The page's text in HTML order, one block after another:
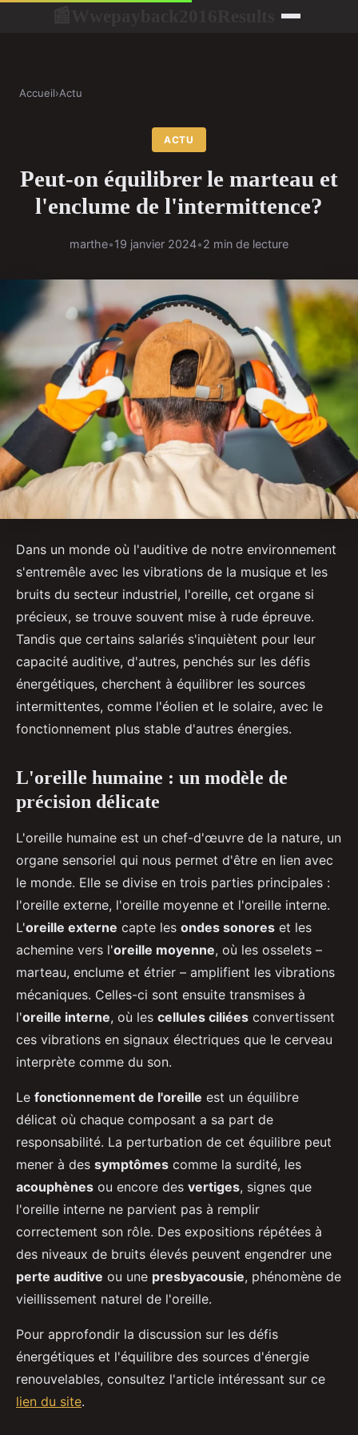
Accueil›Actu
ACTU
Peut-on équilibrer le marteau et
l'enclume de l'intermittence?
marthe•19 janvier 2024•2 min de lecture
Dans un monde où l'auditive de notre environnement
s'entremêle avec les vibrations de la musique et les
bruits du secteur industriel, l'oreille, cet organe si
précieux, se trouve souvent mise à rude épreuve.
Tandis que certains salariés s'inquiètent pour leur
capacité auditive, d'autres, penchés sur les défis
énergétiques, cherchent à équilibrer les sources
intermittentes, comme l'éolien et le solaire, avec le
fonctionnement plus stable d'autres énergies.
L'oreille humaine : un modèle de
précision délicate
L'oreille humaine est un chef-d'œuvre de la nature, un
organe sensoriel qui nous permet d'être en lien avec
le monde. Elle se divise en trois parties principales :
l'oreille externe, l'oreille moyenne et l'oreille interne.
L'oreille externe capte les ondes sonores et les
achemine vers l'oreille moyenne, où les osselets –
marteau, enclume et étrier – amplifient les vibrations
mécaniques. Celles-ci sont ensuite transmises à
l'oreille interne, où les cellules ciliées convertissent
ces vibrations en signaux électriques que le cerveau
interprète comme du son.
Le fonctionnement de l'oreille est un équilibre
délicat où chaque composant a sa part de
responsabilité. La perturbation de cet équilibre peut
mener à des symptômes comme la surdité, les
acouphènes ou encore des vertiges, signes que
l'oreille interne ne parvient pas à remplir
correctement son rôle. Des expositions répétées à
des niveaux de bruits élevés peuvent engendrer une
perte auditive ou une presbyacousie, phénomène de
vieillissement naturel de l'oreille.
Pour approfondir la discussion sur les défis
énergétiques et l'équilibre des sources d'énergie
renouvelables, consultez l'article intéressant sur ce
lien du site.